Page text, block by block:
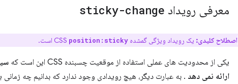
معرفی رویداد sticky-change
اصطلاح کلیدی: یک رویداد ویژگی گمشده CSS position:sticky است.
یکی از محدودیت های عملی استفاده از موقعیت چسبنده CSS این است که
ارائه نمی دهد . به عبارت دیگر، هیچ رویدادی وجود ندارد که بدانیم چه